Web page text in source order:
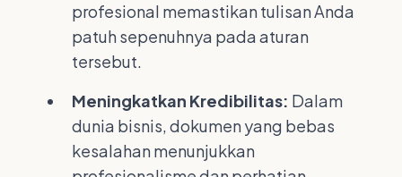
profesional memastikan tulisan Anda
patuh sepenuhnya pada aturan
tersebut.
Meningkatkan Kredibilitas: Dalam
dunia bisnis, dokumen yang bebas
kesalahan menunjukkan